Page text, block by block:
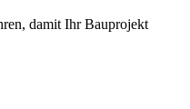
damit Ihr Bauprojekt